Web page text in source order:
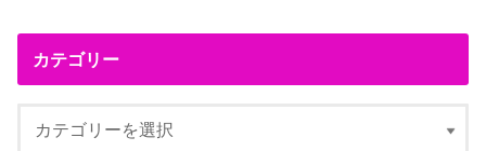
カテゴリー